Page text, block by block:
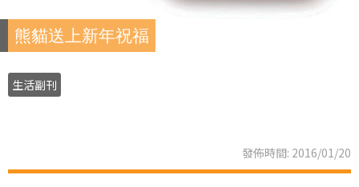
熊貓送上新年祝福
生活副刊
發佈時間: 2016/01/20